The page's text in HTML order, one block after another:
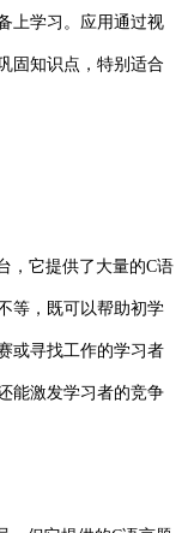
上学习。应用通过视
固知识点，特别适合
它提供了大量的C语
等，既可以帮助初学
或寻找工作的学习者
能激发学习者的竞争